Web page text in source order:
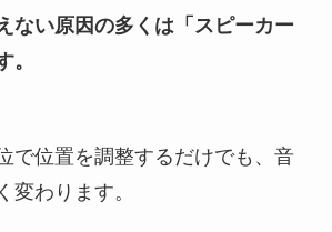
ない原因の多くは「スピーカー
。
で位置を調整するだけでも、音
変わります。